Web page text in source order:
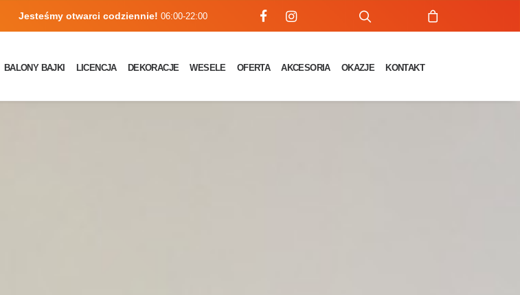
Jesteśmy otwarci codziennie! 06:00-22:00
BALONY BAJKI LICENCJA DEKORACJE WESELE OFERTA AKCESORIA OKAZJE KONTAKT